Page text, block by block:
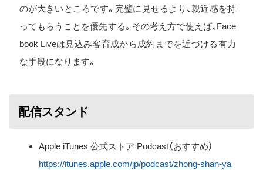
のが大きいところです。完璧に見せるより、親近感を持
ってもらうことを優先する。その考え方で使えば、Face
book Liveは見込み客育成から成約までを近づける有力
な手段になります。
配信スタンド
Apple iTunes 公式ストア Podcast（おすすめ）
https://itunes.apple.com/jp/podcast/zhong-shan-ya